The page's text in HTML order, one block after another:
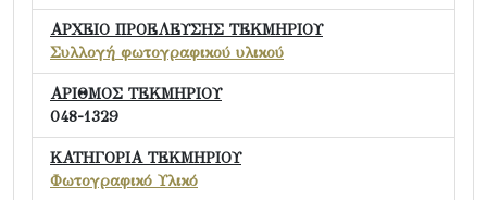
ΑΡΧΕΙΟ ΠΡΟΕΛΕΥΣΗΣ ΤΕΚΜΗΡΙΟΥ
Συλλογή φωτογραφικού υλικού
ΑΡΙΘΜΟΣ ΤΕΚΜΗΡΙΟΥ
048-1329
ΚΑΤΗΓΟΡΙΑ ΤΕΚΜΗΡΙΟΥ
Φωτογραφικό Υλικό